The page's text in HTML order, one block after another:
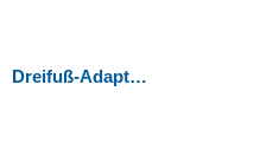
Dreifuß-Adapter 34 mm drehbar mit Feststellschraube